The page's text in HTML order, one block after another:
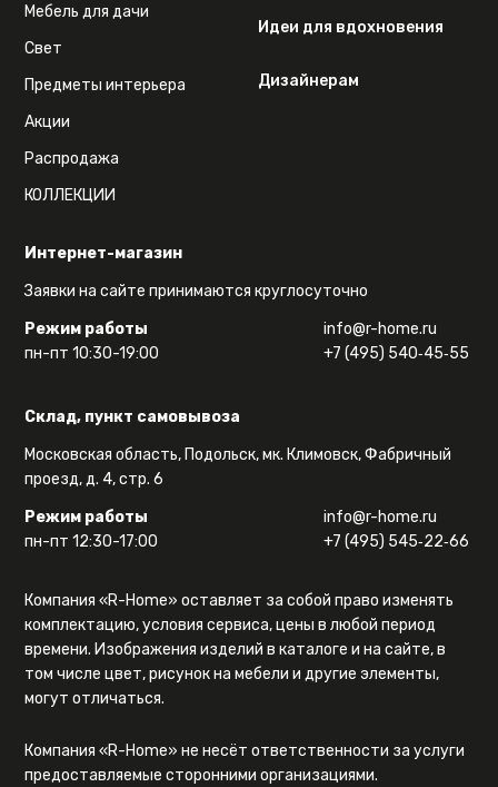
Интернет-магазин
Заявки на сайте принимаются круглосуточно
Режим работы
пн-пт 10:30-19:00
info@r-home.ru
+7 (495) 540‑45‑55
Склад, пункт самовывоза
Московская область, Подольск, мк. Климовск, Фабричный
проезд, д. 4, стр. 6
Режим работы
пн-пт 12:30-17:00
info@r-home.ru
+7 (495) 545‑22‑66
Мебель для дачи
Свет
Предметы интерьера
Акции
Распродажа
КОЛЛЕКЦИИ
Идеи для вдохновения
Дизайнерам
Компания «R-Home» оставляет за собой право изменять
комплектацию, условия сервиса, цены в любой период
времени. Изображения изделий в каталоге и на сайте, в
том числе цвет, рисунок на мебели и другие элементы,
могут отличаться.
Компания «R-Home» не несёт ответственности за услуги
предоставляемые сторонними организациями.